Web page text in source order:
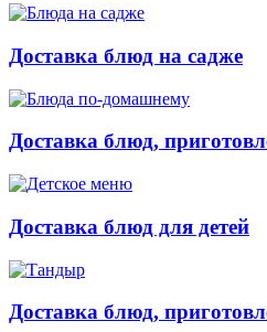
Доставка блюд на садже
Доставка блюд,
Доставка блюд для детей
Доставка блюд,